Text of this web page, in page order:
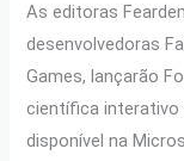
As editoras
desenvolvedoras
Games, lançarão
científica interativo
disponível na